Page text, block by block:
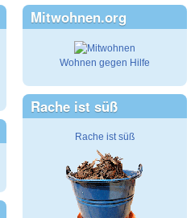
Mitwohnen.org
Wohnen gegen Hilfe
Rache ist süß
Rache ist süß